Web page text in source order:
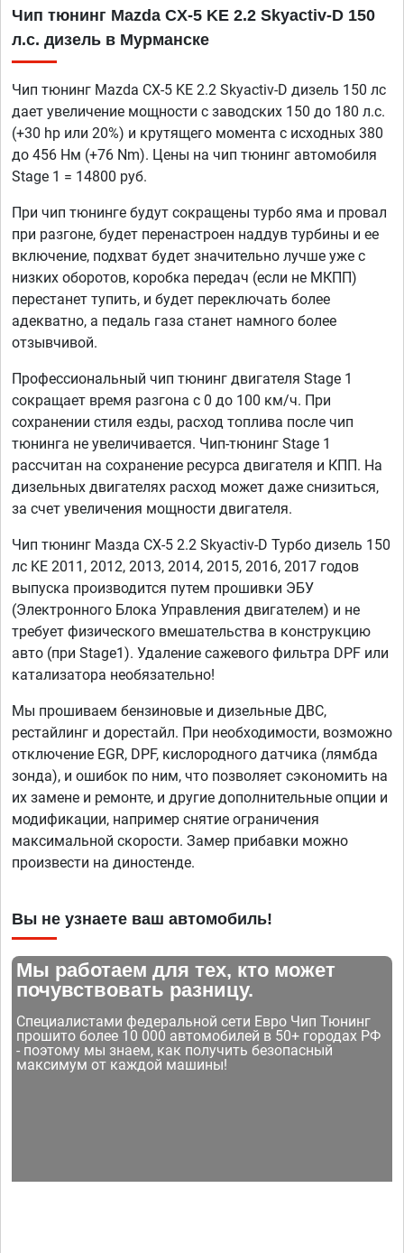
Чип тюнинг Mazda CX-5 KE 2.2 Skyactiv-D 150
л.с. дизель в Мурманске
Чип тюнинг Mazda CX-5 KE 2.2 Skyactiv-D дизель 150 лс
дает увеличение мощности с заводских 150 до 180 л.с.
(+30 hp или 20%) и крутящего момента с исходных 380
до 456 Нм (+76 Nm). Цены на чип тюнинг автомобиля
Stage 1 = 14800 руб.
При чип тюнинге будут сокращены турбо яма и провал
при разгоне, будет перенастроен наддув турбины и ее
включение, подхват будет значительно лучше уже с
низких оборотов, коробка передач (если не МКПП)
перестанет тупить, и будет переключать более
адекватно, а педаль газа станет намного более
отзывчивой.
Профессиональный чип тюнинг двигателя Stage 1
сокращает время разгона с 0 до 100 км/ч. При
сохранении стиля езды, расход топлива после чип
тюнинга не увеличивается. Чип-тюнинг Stage 1
рассчитан на сохранение ресурса двигателя и КПП. На
дизельных двигателях расход может даже снизиться,
за счет увеличения мощности двигателя.
Чип тюнинг Мазда СХ-5 2.2 Skyactiv-D Турбо дизель 150
лс KE 2011, 2012, 2013, 2014, 2015, 2016, 2017 годов
выпуска производится путем прошивки ЭБУ
(Электронного Блока Управления двигателем) и не
требует физического вмешательства в конструкцию
авто (при Stage1). Удаление сажевого фильтра DPF или
катализатора необязательно!
Мы прошиваем бензиновые и дизельные ДВС,
рестайлинг и дорестайл. При необходимости, возможно
отключение EGR, DPF, кислородного датчика (лямбда
зонда), и ошибок по ним, что позволяет сэкономить на
их замене и ремонте, и другие дополнительные опции и
модификации, например снятие ограничения
максимальной скорости. Замер прибавки можно
произвести на диностенде.
Вы не узнаете ваш автомобиль!
Мы работаем для тех, кто может
почувствовать разницу.
Специалистами федеральной сети Евро Чип Тюнинг
прошито более 10 000 автомобилей в 50+ городах РФ
- поэтому мы знаем, как получить безопасный
максимум от каждой машины!